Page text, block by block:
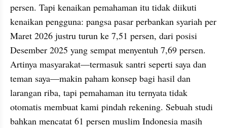
persen. Tapi kenaikan pemahaman itu tidak diikuti
kenaikan pengguna: pangsa pasar perbankan syariah per
Maret 2026 justru turun ke 7,51 persen, dari posisi
Desember 2025 yang sempat menyentuh 7,69 persen.
Artinya masyarakat—termasuk santri seperti saya dan
teman saya—makin paham konsep bagi hasil dan
larangan riba, tapi pemahaman itu ternyata tidak
otomatis membuat kami pindah rekening. Sebuah studi
bahkan mencatat 61 persen muslim Indonesia masih